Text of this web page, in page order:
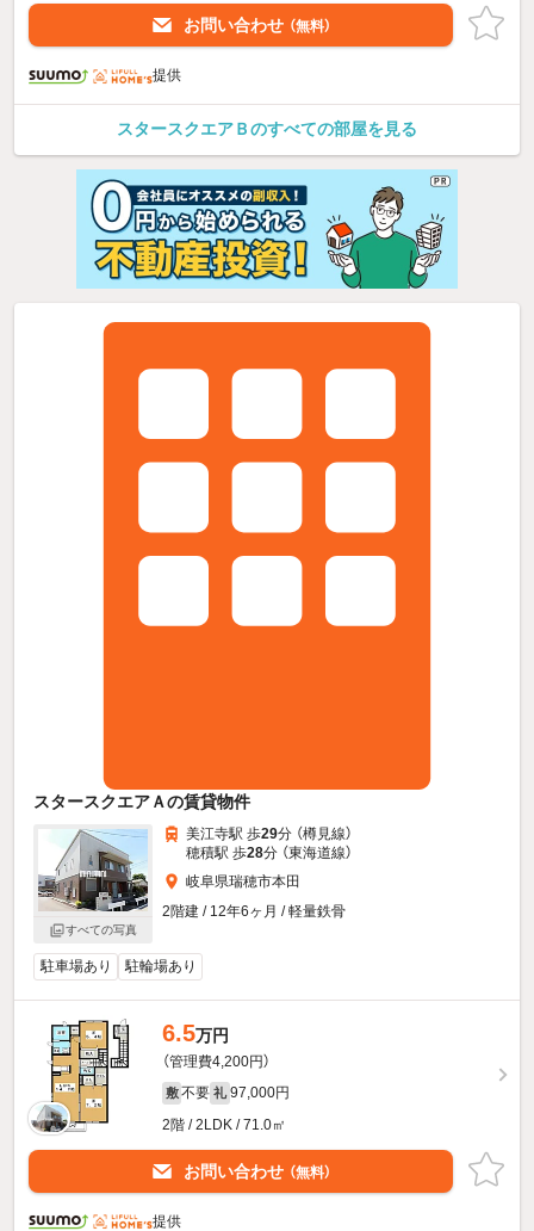
お問い合わせ （無料）
提供
スタースクエアＢのすべての部屋を見る
スタースクエアＡの賃貸物件
すべての写真
美江寺駅 歩29分 （樽見線）
穂積駅 歩28分 （東海道線）
岐阜県瑞穂市本田
2階建 / 12年6ヶ月 / 軽量鉄骨
駐車場あり 駐輪場あり
6.5万円
（管理費4,200円）
敷 不要 礼 97,000円
2階 / 2LDK / 71.0㎡
お問い合わせ （無料）
提供